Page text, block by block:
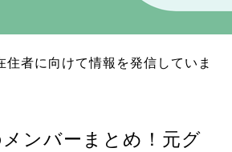
住者に向けて情報を発信していま
ンバーまとめ！元グ